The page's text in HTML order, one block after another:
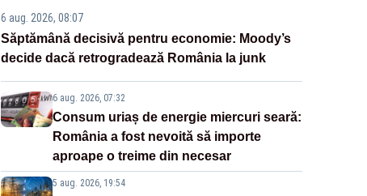
6 aug. 2026, 08:07
Săptămână decisivă pentru economie: Moody’s
decide dacă retrogradează România la junk
6 aug. 2026, 07:32
Consum uriaș de energie miercuri seară:
România a fost nevoită să importe
aproape o treime din necesar
5 aug. 2026, 19:54